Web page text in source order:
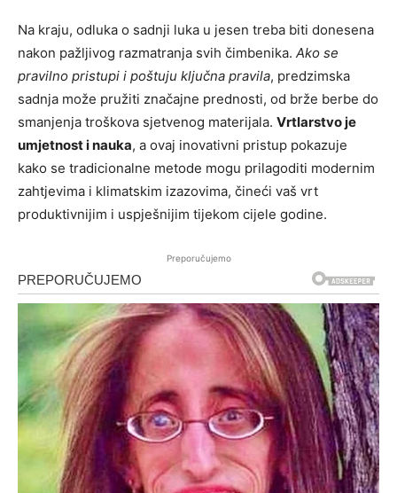
Na kraju, odluka o sadnji luka u jesen treba biti donesena
nakon pažljivog razmatranja svih čimbenika. Ako se
pravilno pristupi i poštuju ključna pravila, predzimska
sadnja može pružiti značajne prednosti, od brže berbe do
smanjenja troškova sjetvenog materijala. Vrtlarstvo je
umjetnost i nauka, a ovaj inovativni pristup pokazuje
kako se tradicionalne metode mogu prilagoditi modernim
zahtjevima i klimatskim izazovima, čineći vaš vrt
produktivnijim i uspješnijim tijekom cijele godine.
Preporučujemo